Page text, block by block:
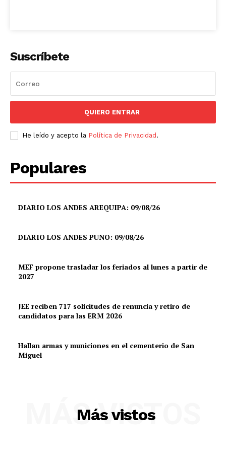
Suscríbete
QUIERO ENTRAR
He leído y acepto la Política de Privacidad .
Populares
DIARIO LOS ANDES AREQUIPA: 09/08/26
DIARIO LOS ANDES PUNO: 09/08/26
MEF propone trasladar los feriados al lunes a partir de
2027
JEE reciben 717 solicitudes de renuncia y retiro de
candidatos para las ERM 2026
Hallan armas y municiones en el cementerio de San
Miguel
Más vistos
MÁS VISTOS